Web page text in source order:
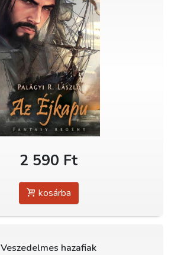
2 590 Ft
kosárba
Veszedelmes hazafiak